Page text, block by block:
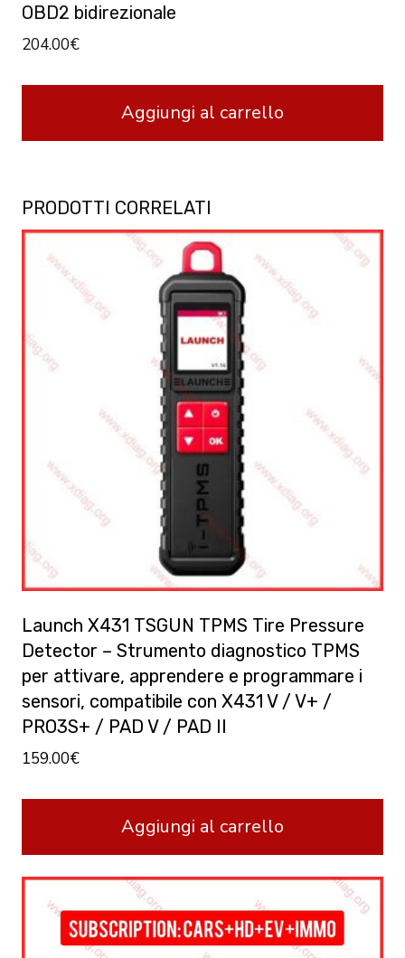
OBD2 bidirezionale
204.00€
Aggiungi al carrello
PRODOTTI CORRELATI
Launch X431 TSGUN TPMS Tire Pressure
Detector – Strumento diagnostico TPMS
per attivare, apprendere e programmare i
sensori, compatibile con X431 V / V+ /
PRO3S+ / PAD V / PAD II
159.00€
Aggiungi al carrello